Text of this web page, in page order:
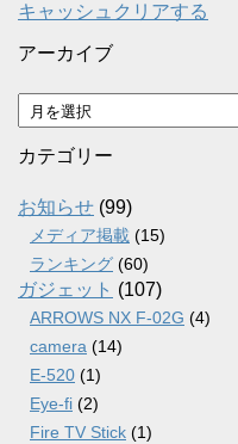
キャッシュクリアする
アーカイブ
ア
ー
カ
ブ
カテゴリー
お知らせ (99)
メディア掲載 (15)
ランキング (60)
ガジェット (107)
ARROWS NX F-02G (4)
camera (14)
E-520 (1)
Eye-fi (2)
Fire TV Stick (1)